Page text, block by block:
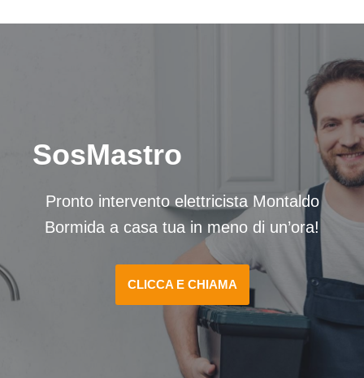
SosMastro
Pronto intervento elettricista Montaldo
Bormida a casa tua in meno di un’ora!
CLICCA E CHIAMA